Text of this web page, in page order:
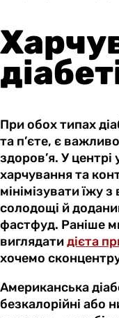
При обох типах
та п’єте, є
здоров’я. У
харчування та
мінімізувати їжу
солодощі й
фастфуд. Раніше
виглядатидієта
хочемо
Американська
безкалорійні або